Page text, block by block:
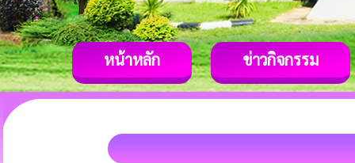
หน้าหลัก ข่าวกิจกรรม